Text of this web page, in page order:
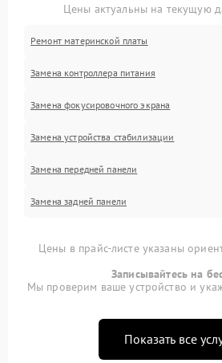
Цены актуальны на текущую
Ремонт материнской платы
Замена контроллера питания
Замена фокусировочного экрана
Замена устройства стабилизации
Замена передней панели
Замена задней панели
Цены в прайс-листе указаны
Записывайтесь на
Мы проверим ваше устройство и
Показать все